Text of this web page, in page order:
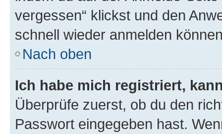
vergessen“ klickst und den
schnell wieder anmelden
Nach oben
Ich habe mich registriert,
Überprüfe zuerst, ob du den
Passwort eingegeben hast.